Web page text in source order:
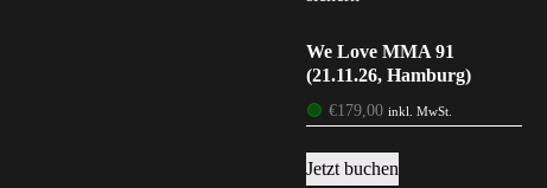
We Love MMA 91
(21.11.26, Hamburg)
🟢 €179,00 inkl. MwSt.
Jetzt buchen